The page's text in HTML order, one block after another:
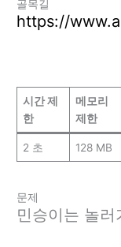
골목길
https://
시간 제
한
메모리
제한
2 초 128 MB
문제
민승이는 놀